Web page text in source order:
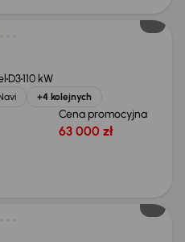
D3110 kW
+4 kolejnych
Cena promocyjna
63 000 zł